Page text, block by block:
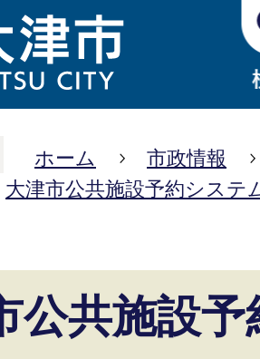
ホーム
市政情報
大津市公共施設予約システ
公共施設